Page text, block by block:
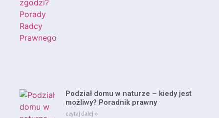
Podział domu w naturze – kiedy jest
możliwy? Poradnik prawny
czytaj dalej »